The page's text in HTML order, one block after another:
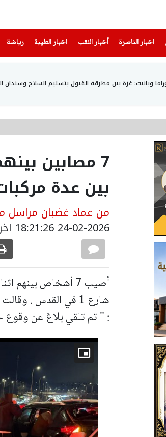
اخبار الناصرة
(current) أخبار النقب اخبار الطيبة(current) رياضة
(current)
وبانيت: غزة بين مطرقة القبول بتسليم السلاح وسندان
7 مصابين
بين عدة مركبات
من عماد غضبان مراسل
24-02-2026 18:21:26 اخر
أصيب 7 أشخاص
شارع 1 في القدس .
: " تم تلقي بلاغ عن وقوع